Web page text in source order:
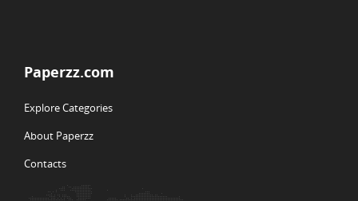
Paperzz.com
Explore Categories
About Paperzz
Contacts